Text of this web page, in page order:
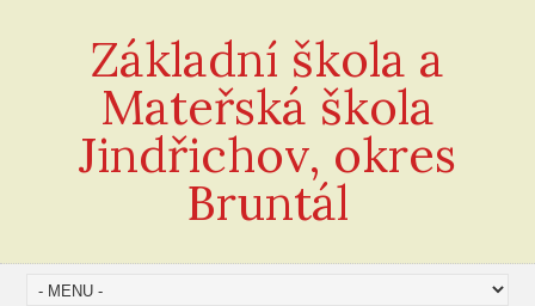
Základní škola a
Mateřská škola
Jindřichov, okres
Bruntál